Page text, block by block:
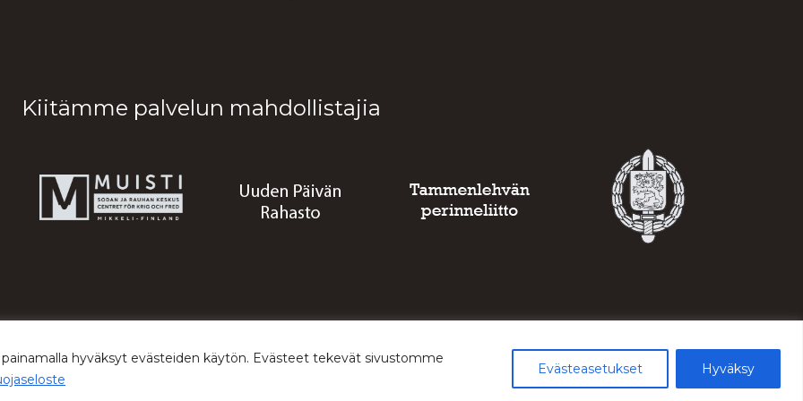
hyväksyt evästeiden käytön. Evästeet tekevät sivustomme
Evästeasetukset Hyväksy
Kiitämme palvelun mahdollistajia
© 2026 Sodan ja rauhan keskus Muisti